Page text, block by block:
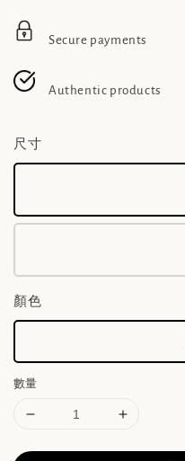
Secure payments
Authentic products
尺寸
顏色
數量